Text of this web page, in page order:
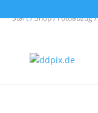
Start/Shop/Fotoabzug/